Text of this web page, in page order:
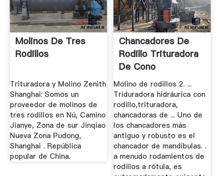
Molinos De Tres
Rodillos
Trituradora y Molino Zenith
Shanghai: Somos un
proveedor de molinos de
tres rodillos en Nú, Camino
Jianye, Zona de sur Jinqiao
Nueva Zona Pudong,
Shanghai . República
popular de China.
Chancadores De
Rodillo Trituradora
De Cono
Molino de rodillos 2. ...
Triduradora hidráurica con
rodillo,trituradora,
chancadoras de ... Uno de
los chancadores más
antiguo y robusto es el
chancador de mandíbulas. .
a menudo rodamientos de
rodillos a rótula, es